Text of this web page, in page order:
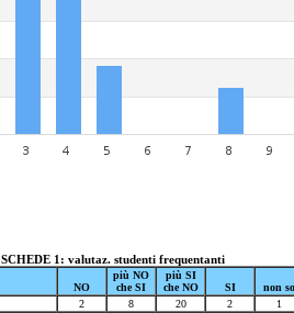
SCHEDE 1: valutaz. studenti frequentanti
NO
più NO
che SI
più SI
che NO
SI
non so
2 8 20 2
1